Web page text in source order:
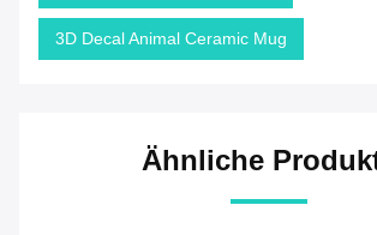
3D Decal Animal Ceramic Mug
Ähnliche